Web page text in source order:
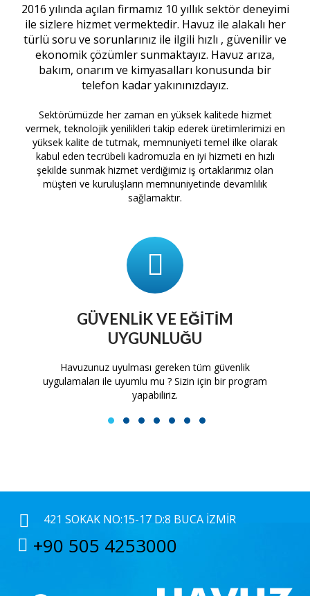
2016 yılında açılan firmamız 10 yıllık sektör deneyimi
ile sizlere hizmet vermektedir. Havuz ile alakalı her
türlü soru ve sorunlarınız ile ilgili hızlı , güvenilir ve
ekonomik çözümler sunmaktayız. Havuz arıza,
bakım, onarım ve kimyasalları konusunda bir
telefon kadar yakınınızdayız.
Sektörümüzde her zaman en yüksek kalitede hizmet
vermek, teknolojik yenilikleri takip ederek üretimlerimizi en
yüksek kalite de tutmak, memnuniyeti temel ilke olarak
kabul eden tecrübeli kadromuzla en iyi hizmeti en hızlı
şekilde sunmak hizmet verdiğimiz iş ortaklarımız olan
müşteri ve kuruluşların memnuniyetinde devamlılık
sağlamaktır.
GÜVENLIK VE EĞITIM
UYGUNLUĞU
Havuzunuz uyulması gereken tüm güvenlik
uygulamaları ile uyumlu mu ? Sizin için bir program
yapabiliriz.
1 2 3 4 5 6 7
421 SOKAK NO:15-17 D:8 BUCA İZMIR
+90 505 4253000